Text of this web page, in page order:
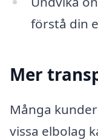
förstå din
Mer
Många
vissa elbolag